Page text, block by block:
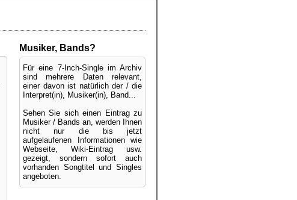
Musiker, Bands?
Für eine 7-Inch-Single im Archiv
sind mehrere Daten relevant,
einer davon ist natürlich der / die
Interpret(in), Musiker(in), Band...
Sehen Sie sich einen Eintrag zu
Musiker / Bands an, werden Ihnen
nicht nur die bis jetzt
aufgelaufenen Informationen wie
Webseite, Wiki-Eintrag usw.
gezeigt, sondern sofort auch
vorhanden Songtitel und Singles
angeboten.